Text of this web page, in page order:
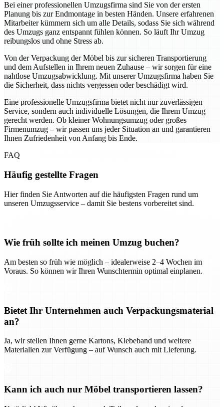
Bei einer professionellen Umzugsfirma sind Sie von der ersten
Planung bis zur Endmontage in besten Händen. Unsere erfahrenen
Mitarbeiter kümmern sich um alle Details, sodass Sie sich während
des Umzugs ganz entspannt fühlen können. So läuft Ihr Umzug
reibungslos und ohne Stress ab.
Von der Verpackung der Möbel bis zur sicheren Transportierung
und dem Aufstellen in Ihrem neuen Zuhause – wir sorgen für eine
nahtlose Umzugsabwicklung. Mit unserer Umzugsfirma haben Sie
die Sicherheit, dass nichts vergessen oder beschädigt wird.
Eine professionelle Umzugsfirma bietet nicht nur zuverlässigen
Service, sondern auch individuelle Lösungen, die Ihrem Umzug
gerecht werden. Ob kleiner Wohnungsumzug oder großes
Firmenumzug – wir passen uns jeder Situation an und garantieren
Ihnen Zufriedenheit von Anfang bis Ende.
FAQ
Häufig gestellte Fragen
Hier finden Sie Antworten auf die häufigsten Fragen rund um
unseren Umzugsservice – damit Sie bestens vorbereitet sind.
Wie früh sollte ich meinen Umzug buchen?
Am besten so früh wie möglich – idealerweise 2–4 Wochen im
Voraus. So können wir Ihren Wunschtermin optimal einplanen.
Bietet Ihr Unternehmen auch Verpackungsmaterial
an?
Ja, wir stellen Ihnen gerne Kartons, Klebeband und weitere
Materialien zur Verfügung – auf Wunsch auch mit Lieferung.
Kann ich auch nur Möbel transportieren lassen?